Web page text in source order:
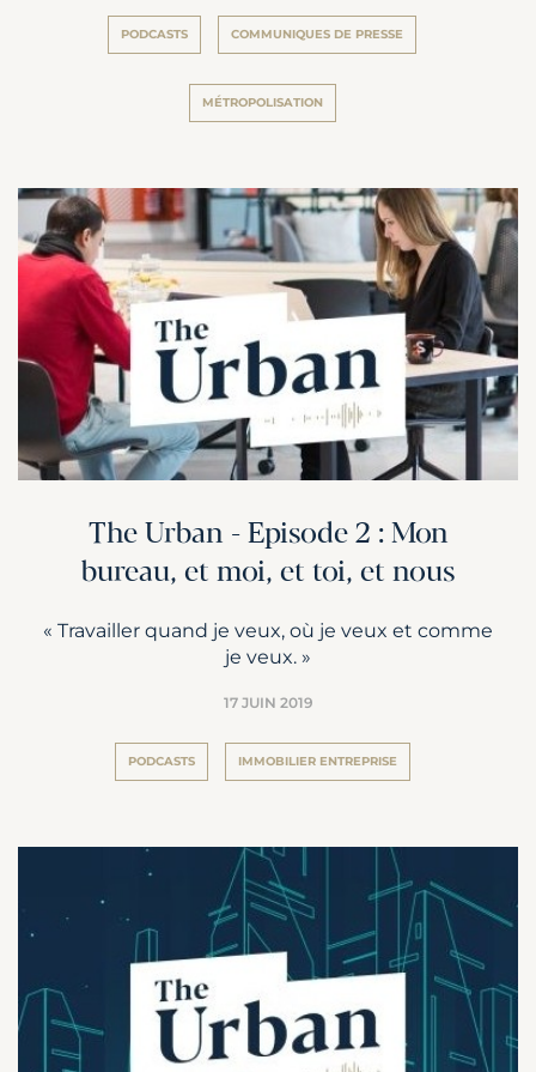
PODCASTS COMMUNIQUES DE PRESSE
MÉTROPOLISATION
The Urban - Episode 2 : Mon
bureau, et moi, et toi, et nous
« Travailler quand je veux, où je veux et comme
je veux. »
17 JUIN 2019
PODCASTS IMMOBILIER ENTREPRISE